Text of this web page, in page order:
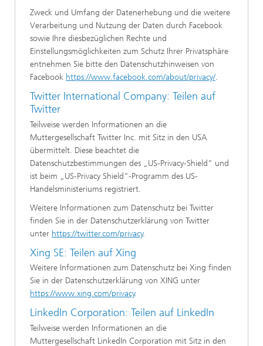
Zweck und Umfang der Datenerhebung und die weitere
Verarbeitung und Nutzung der Daten durch Facebook
sowie Ihre diesbezüglichen Rechte und
Einstellungsmöglichkeiten zum Schutz Ihrer Privatsphäre
entnehmen Sie bitte den Datenschutzhinweisen von
Facebook https://www.facebook.com/about/privacy/.
Twitter International Company: Teilen auf
Twitter
Teilweise werden Informationen an die
Muttergesellschaft Twitter Inc. mit Sitz in den USA
übermittelt. Diese beachtet die
Datenschutzbestimmungen des „US-Privacy-Shield“ und
ist beim „US-Privacy Shield“-Programm des US-
Handelsministeriums registriert.
Weitere Informationen zum Datenschutz bei Twitter
finden Sie in der Datenschutzerklärung von Twitter
unter https://twitter.com/privacy.
Xing SE: Teilen auf Xing
Weitere Informationen zum Datenschutz bei Xing finden
Sie in der Datenschutzerklärung von XING unter
https://www.xing.com/privacy.
LinkedIn Corporation: Teilen auf LinkedIn
Teilweise werden Informationen an die
Muttergesellschaft LinkedIn Corporation mit Sitz in den